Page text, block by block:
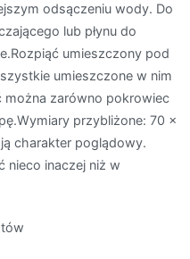
odsączeniu wody. Do
lub płynu do
umieszczony pod
umieszczone w nim
można zarówno pokrowiec
przybliżone: 70 x
charakter poglądowy.
nieco inaczej niż w